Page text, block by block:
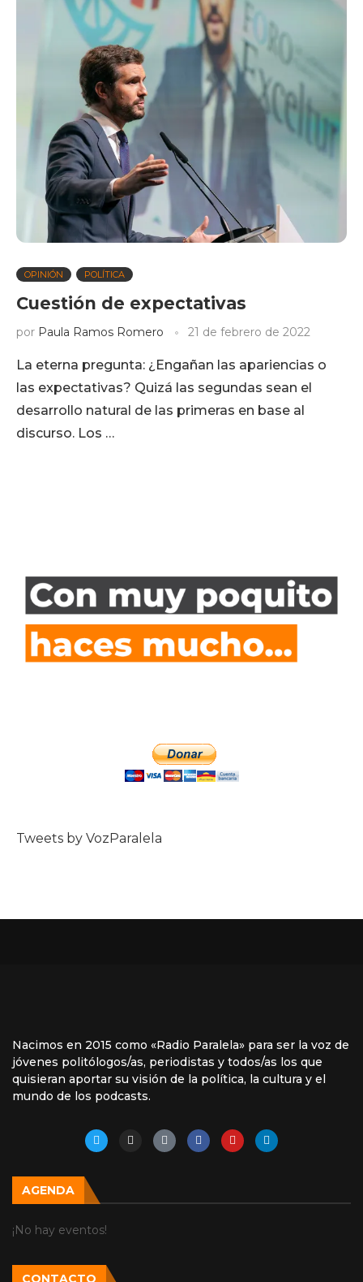
OPINIÓN POLÍTICA
Cuestión de expectativas
por Paula Ramos Romero 21 de febrero de 2022
La eterna pregunta: ¿Engañan las apariencias o
las expectativas? Quizá las segundas sean el
desarrollo natural de las primeras en base al
discurso. Los …
Tweets by VozParalela
Nacimos en 2015 como «Radio Paralela» para ser la voz de
jóvenes politólogos/as, periodistas y todos/as los que
quisieran aportar su visión de la política, la cultura y el
mundo de los podcasts.
AGENDA
¡No hay eventos!